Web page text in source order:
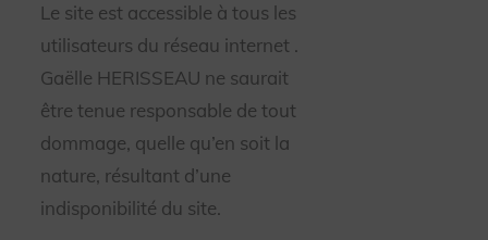
Le site est accessible à tous les
utilisateurs du réseau internet .
Gaëlle HERISSEAU ne saurait
être tenue responsable de tout
dommage, quelle qu’en soit la
nature, résultant d’une
indisponibilité du site.